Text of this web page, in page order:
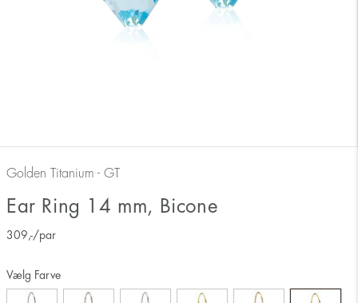
Golden Titanium - GT
Ear Ring 14 mm, Bicone
309 ,-/par
Vælg Farve